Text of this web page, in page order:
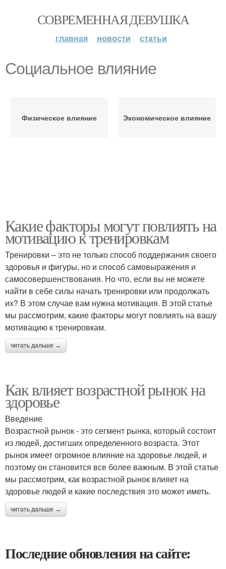
СОВРЕМЕННАЯ ДЕВУШКА
главная новости статьи
Социальное влияние
Физическое влияние Экономическое влияние
Какие факторы могут повлиять на
мотивацию к тренировкам
Тренировки – это не только способ поддержания своего
здоровья и фигуры, но и способ самовыражения и
самосовершенствования. Но что, если вы не можете
найти в себе силы начать тренировки или продолжать
их? В этом случае вам нужна мотивация. В этой статье
мы рассмотрим, какие факторы могут повлиять на вашу
мотивацию к тренировкам.
читать дальше →
Как влияет возрастной рынок на
здоровье
Введение
Возрастной рынок - это сегмент рынка, который состоит
из людей, достигших определенного возраста. Этот
рынок имеет огромное влияние на здоровье людей, и
поэтому он становится все более важным. В этой статье
мы рассмотрим, как возрастной рынок влияет на
здоровье людей и какие последствия это может иметь.
читать дальше →
Последние обновления на сайте: